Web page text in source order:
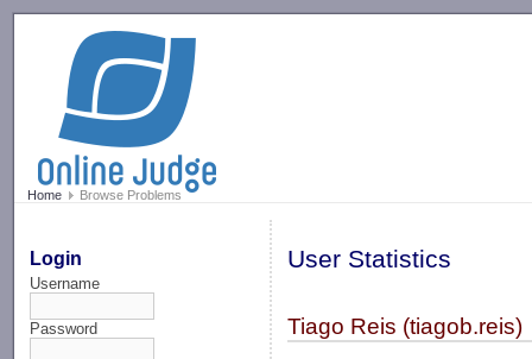
Home Browse Problems
Login
Username
Password
User Statistics
Tiago Reis (tiagob.reis)